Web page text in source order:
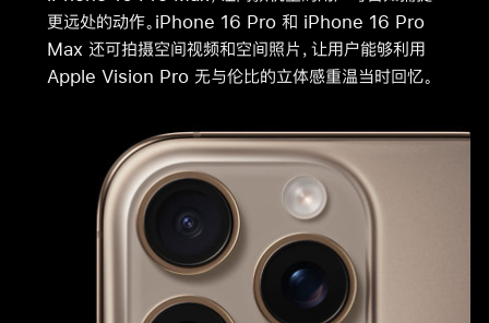
更远处的动作。iPhone 16 Pro 和 iPhone 16 Pro
Max 还可拍摄空间视频和空间照片，让用户能够利用
Apple Vision Pro 无与伦比的立体感重温当时回忆。